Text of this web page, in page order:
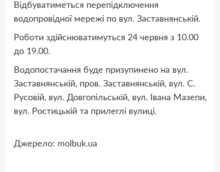
Відбуватиметься перепідключення
водопровідної мережі по вул. Заставнянській.
Роботи здійснюватимуться 24 червня з 10.00
до 19.00.
Водопостачання буде призупинено на вул.
Заставнянській, пров. Заставнянській, вул. С.
Русовій, вул. Довгопільській, вул. Івана Мазепи,
вул. Ростицькій та прилеглі вулиці.
Джерело: molbuk.ua